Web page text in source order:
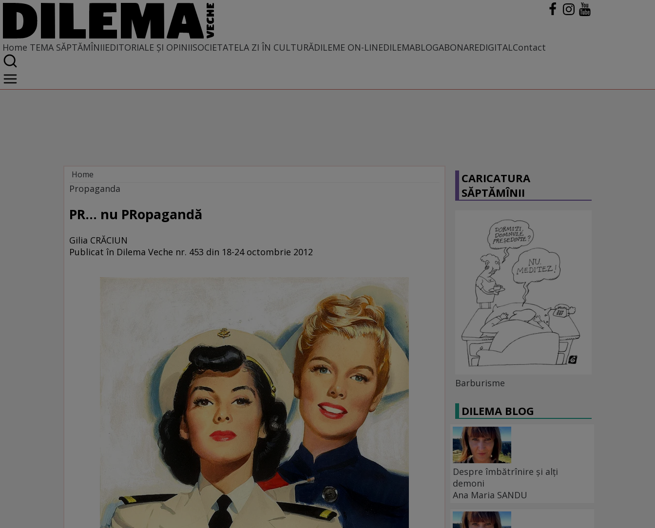
Home TEMA SĂPTĂMÎNIIEDITORIALE ȘI OPINIISOCIETATELA ZI ÎN CULTURĂDILEME ON-LINEDILEMABLOGABONAREDIGITALContact
Home
Tema săptămînii
Propaganda
PR... nu PRopagandă
Gilia CRĂCIUN
Publicat în Dilema Veche nr. 453 din 18-24 octombrie 2012
CARICATURA
SĂPTĂMÎNII
Barburisme
DILEMA BLOG
Despre îmbătrînire și alți
demoni
Ana Maria SANDU